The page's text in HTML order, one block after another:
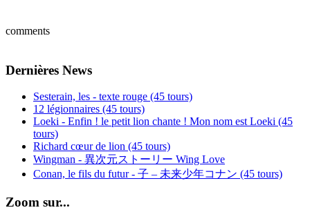
comments
Dernières News
Sesterain, les - texte rouge (45 tours)
12 légionnaires (45 tours)
Loeki - Enfin ! le petit lion chante ! Mon nom est Loeki (45
tours)
Richard cœur de lion (45 tours)
Wingman - 異次元ストーリー Wing Love
Conan, le fils du futur - 子 – 未来少年コナン (45 tours)
Zoom sur...